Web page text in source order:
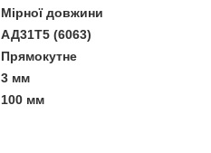
Мірної довжини
АД31Т5 (6063)
Прямокутне
3 мм
100 мм